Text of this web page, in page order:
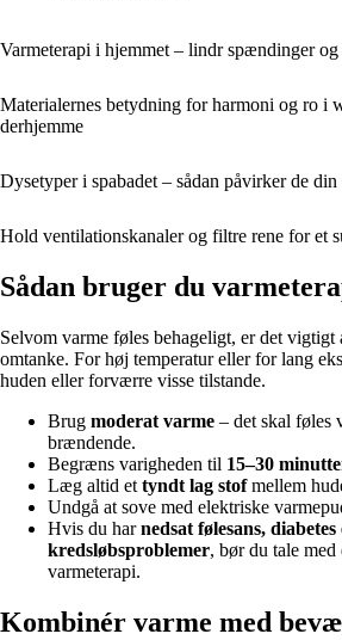
Varmeterapi i hjemmet – lindr spændinger
Materialernes betydning for harmoni og ro i
derhjemme
Dysetyper i spabadet – sådan påvirker de
Hold ventilationskanaler og filtre rene for et
Sådan bruger du
Selvom varme føles behageligt, er det vigtigt
omtanke. For høj temperatur eller for lang
huden eller forværre visse tilstande.
Brug moderat varme – det skal føles
brændende.
Begræns varigheden til 15–30
Læg altid et tyndt lag stofmellem
Undgå at sove med elektriske
Hvis du harnedsat følesans, diabetes
kredsløbsproblemer, bør du tale
varmeterapi.
Kombinér varme med